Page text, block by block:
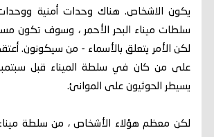
يكون الاشخاص. هناك وحدات أمنية
سلطات ميناء البحر الأحمر ، وسوف تكون
لكن الأمر يتعلق بالأسماء - من سيكونون.
يسيطر الحوثيون على الموانئ.
لكن معظم هؤلاء الأشخاص ، من سلطة ميناء